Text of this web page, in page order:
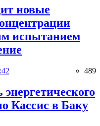
новые
испытанием
489
Кассис в Баку